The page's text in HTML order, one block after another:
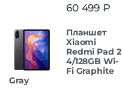
60 499 ₽
Планшет
Xiaomi
Redmi Pad 2
4/128GB Wi-
Fi Graphite
Gray